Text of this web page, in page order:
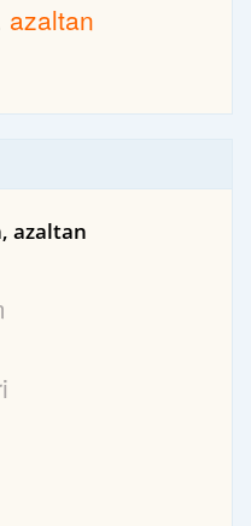
azaltan
azaltan